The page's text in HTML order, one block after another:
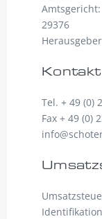
29376
Kontakt
Tel. + 49 (0)
Fax + 49 (0)